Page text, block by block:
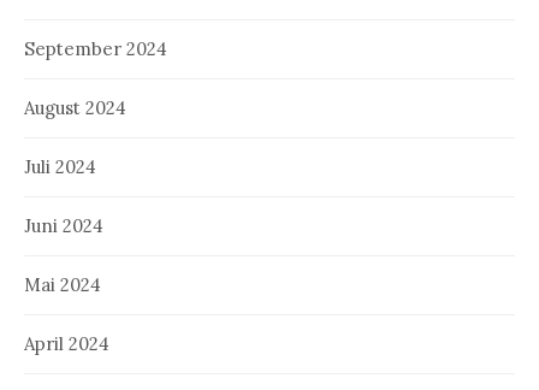
September 2024
August 2024
Juli 2024
Juni 2024
Mai 2024
April 2024